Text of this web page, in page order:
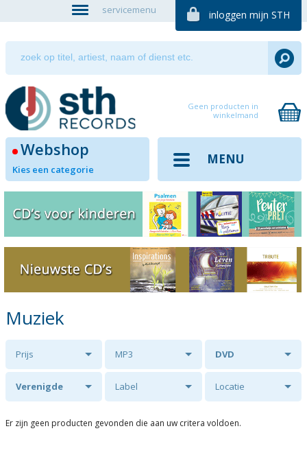
servicemenu inloggen mijn STH
Geen producten in
winkelmand
Webshop
Kies een categorie
MENU
Muziek
Prijs MP3 DVD
Verenigde Label Locatie
Er zijn geen producten gevonden die aan uw critera voldoen.